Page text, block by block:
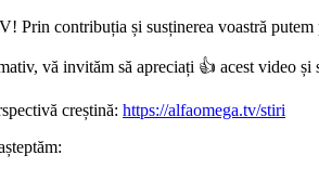
Prin contribuția și susținerea voastră
vă invităm să apreciați 👍 acest video
creștină: https://alfaomega.tv/stiri